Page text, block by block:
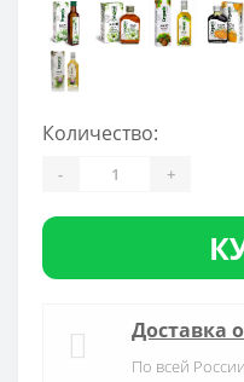
Количество:
- +
Доставка
По всей